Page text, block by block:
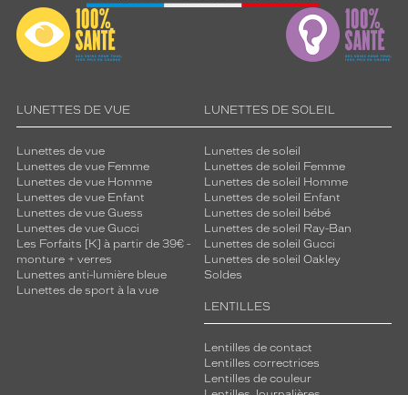
LUNETTES DE VUE
Lunettes de vue
Lunettes de vue Femme
Lunettes de vue Homme
Lunettes de vue Enfant
Lunettes de vue Guess
Lunettes de vue Gucci
Les Forfaits [K] à partir de 39€ -
monture + verres
Lunettes anti-lumière bleue
Lunettes de sport à la vue
LUNETTES DE SOLEIL
Lunettes de soleil
Lunettes de soleil Femme
Lunettes de soleil Homme
Lunettes de soleil Enfant
Lunettes de soleil bébé
Lunettes de soleil Ray-Ban
Lunettes de soleil Gucci
Lunettes de soleil Oakley
Soldes
LENTILLES
Lentilles de contact
Lentilles correctrices
Lentilles de couleur